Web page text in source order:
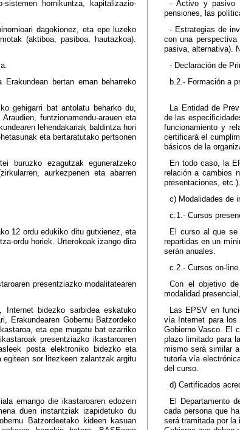
hornikuntza, kapitalizazio-
- Activo y pasivo
pensiones, las
dagokionez, eta epe luzeko
(aktiboa, pasiboa, hautazkoa).
- Estrategias de
con una
pasiva, alternativa).
- Declaración de
bertan eman beharreko
b.2.- Formación a
gehigarri bat antolatu beharko du,
funtzionamendu-arauen eta
lehendakariak baldintza hori
eta bertaratutako pertsonen
La Entidad de
de las
funcionamiento y
certificará el
básicos de la
buruzko ezagutzak eguneratzeko
aurkezpenen eta abarren
En todo caso, la
relación a cambios
presentaciones, etc.).
c) Modalidades de
c.1.- Cursos
12 ordu edukiko ditu gutxienez, eta
ordu horiek. Urterokoak izango dira
El curso al que se
repartidas en un
serán anuales.
c.2.- Cursos on-line.
presentziazko modalitatearen
Con el objetivo
modalidad
Internet bidezko sarbidea eskatuko
Erakundearen Gobernu Batzordeko
eta epe mugatu bat ezarriko
presentziazko ikastaroaren
posta elektroniko bidezko eta
sor litezkeen zalantzak argitu
Las EPSV en
vía Internet para los
Gobierno Vasco. El
plazo limitado para
mismo será similar
tutoría vía
del curso.
d) Certificados
emango die ikastaroaren edozein
duen instantziak izapidetuko du
Batzordeetako kideen kasuan
El Departamento
cada persona que
será tramitada por